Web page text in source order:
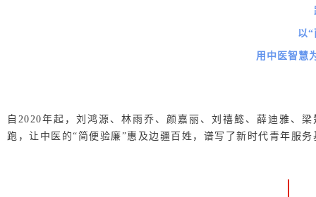
以
用中医智慧
自2020年起，刘鸿源、林雨乔、颜嘉丽、刘禧懿、薛迪雅、
跑，让中医的“简便验廉”惠及边疆百姓，谱写了新时代青年服